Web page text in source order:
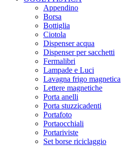
Appendino
Borsa
Bottiglia
Ciotola
Dispenser acqua
Dispenser per sacchetti
Fermalibri
Lampade e Luci
Lavagna frigo magnetica
Lettere magnetiche
Porta anelli
Porta stuzzicadenti
Portafoto
Portaocchiali
Portariviste
Set borse riciclaggio